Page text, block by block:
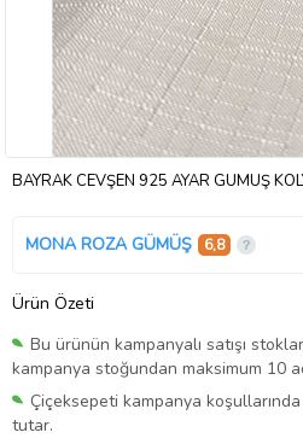
BAYRAK CEVŞEN 925 AYAR GÜMÜŞ
MONA ROZA GÜMÜŞ 6,8
Ürün Özeti
Bu ürünün kampanyalı satışı
kampanya stoğundan maksimum 10
Çiçeksepeti kampanya koşullarında
tutar.